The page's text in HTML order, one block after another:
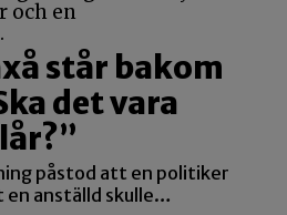
står bakom
det vara
påstod att en politiker
en anställd skulle…